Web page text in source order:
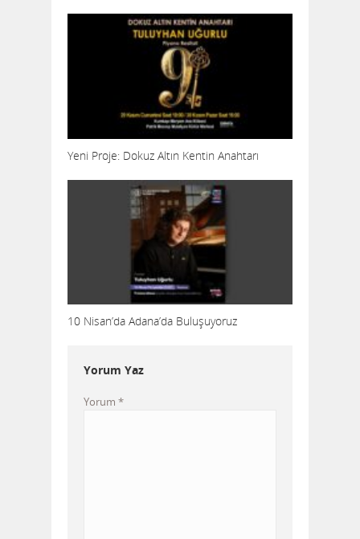
Yeni Proje: Dokuz Altın Kentin Anahtarı
10 Nisan’da Adana’da Buluşuyoruz
Yorum Yaz
Yorum *